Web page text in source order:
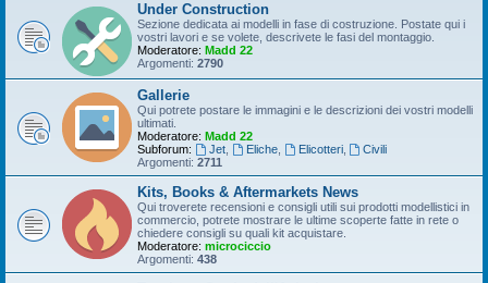
Under Construction
Sezione dedicata ai modelli in fase di costruzione. Postate qui i
vostri lavori e se volete, descrivete le fasi del montaggio.
Moderatore: Madd 22
Argomenti: 2790
Gallerie
Qui potrete postare le immagini e le descrizioni dei vostri modelli
ultimati.
Moderatore: Madd 22
Subforum:
Jet, Eliche, Elicotteri,
Civili
Argomenti: 2711
Kits, Books & Aftermarkets News
Qui troverete recensioni e consigli utili sui prodotti modellistici in
commercio, potrete mostrare le ultime scoperte fatte in rete o
chiedere consigli su quali kit acquistare.
Moderatore: microciccio
Argomenti: 438